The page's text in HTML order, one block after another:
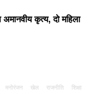
कृत्य, दो महिला
मनोरंजन खेल राजनीति
शिक्षा